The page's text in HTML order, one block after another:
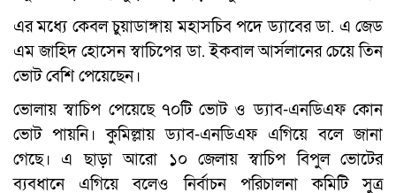
এর মধ্যে কেবল চুয়াডাঙ্গায় মহাসচিব পদে ড্যাবের ডা. এ জেড
এম জাহিদ হোসেন স্বাচিপের ডা. ইকবাল আর্সলানের চেয়ে তিন
ভোট বেশি পেয়েছেন।
ভোলায় স্বাচিপ পেয়েছে ৭০টি ভোট ও ড্যাব-এনডিএফ কোন
ভোট পায়নি। কুমিল্লায় ড্যাব-এনডিএফ এগিয়ে বলে জানা
গেছে। এ ছাড়া আরো ১০ জেলায় স্বাচিপ বিপুল ভোটের
ব্যবধানে এগিয়ে বলেও নির্বাচন পরিচালনা কমিটি সুত্র